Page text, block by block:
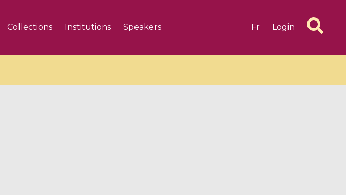
Collections Institutions Speakers Fr Login